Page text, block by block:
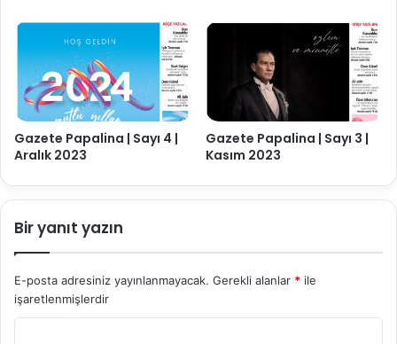
Gazete Papalina | Sayı 4 |
Aralık 2023
Gazete Papalina | Sayı 3 |
Kasım 2023
Bir yanıt yazın
E-posta adresiniz yayınlanmayacak. Gerekli alanlar * ile
işaretlenmişlerdir